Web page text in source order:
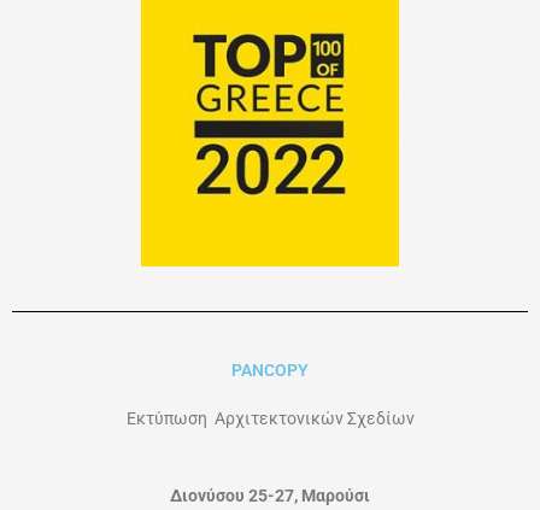
PANCOPY
Εκτύπωση Αρχιτεκτονικών Σχεδίων
Διονύσου 25-27, Μαρούσι